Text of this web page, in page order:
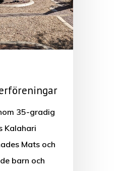
35-gradig
Kalahari
Mats och
barn och